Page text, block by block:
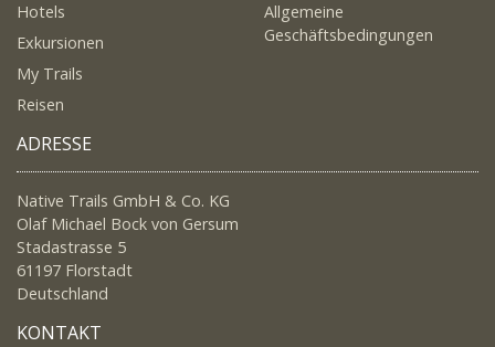
Hotels
Exkursionen
My Trails
Reisen
Allgemeine
Geschäftsbedingungen
ADRESSE
Native Trails GmbH & Co. KG
Olaf Michael Bock von Gersum
Stadastrasse 5
61197 Florstadt
Deutschland
KONTAKT